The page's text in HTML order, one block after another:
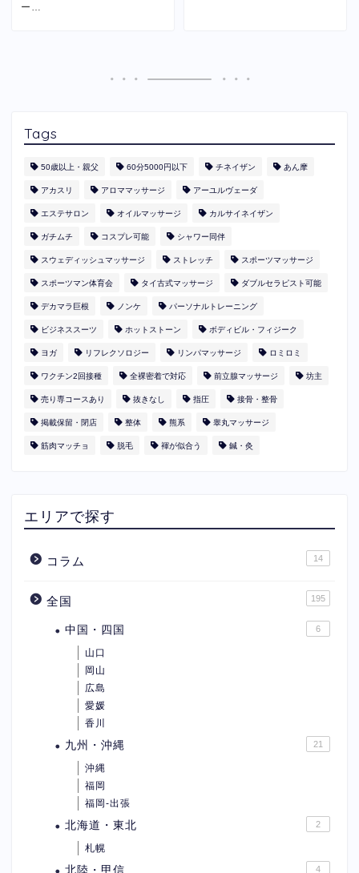
ー…
Tags
50歳以上・親父 60分5000円以下 ​チネイザン あん摩
アカスリ アロママッサージ アーユルヴェーダ
エステサロン オイルマッサージ カルサイネイザン
ガチムチ コスプレ可能 シャワー同伴
スウェディッシュマッサージ ストレッチ スポーツマッサージ
スポーツマン体育会 タイ古式マッサージ ダブルセラピスト可能
デカマラ巨根 ノンケ パーソナルトレーニング
ビジネススーツ ホットストーン ボディビル・フィジーク
ヨガ リフレクソロジー リンパマッサージ ロミロミ
ワクチン2回接種 全裸密着で対応 前立腺マッサージ 坊主
売り専コースあり 抜きなし 指圧 接骨・整骨
掲載保留・閉店 整体 熊系 睾丸マッサージ
筋肉マッチョ 脱毛 褌が似合う 鍼・灸
エリアで探す
コラム 14
全国 195
中国・四国 6
山口
岡山
広島
愛媛
香川
九州・沖縄 21
沖縄
福岡
福岡-出張
北海道・東北 2
札幌
北陸・甲信 4